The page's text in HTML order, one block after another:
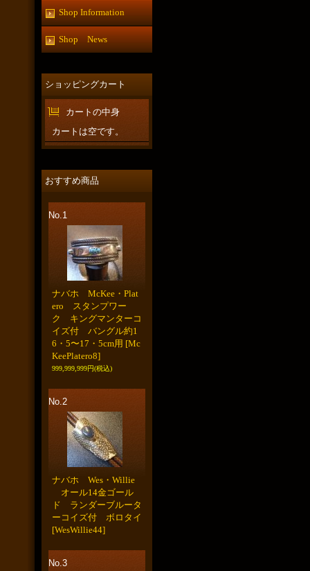
Shop Information
Shop News
ショッピングカート
カートの中身
カートは空です。
おすすめ商品
No.1
ナバホ McKee・Plat
ero スタンプワー
ク キングマンターコ
イズ付 バングル約1
6・5〜17・5cm用 [Mc
KeePlatero8]
999,999,999円(税込)
No.2
ナバホ Wes・Willie
オール14金ゴール
ド ランダーブルータ
ーコイズ付 ボロタイ
[WesWillie44]
No.3